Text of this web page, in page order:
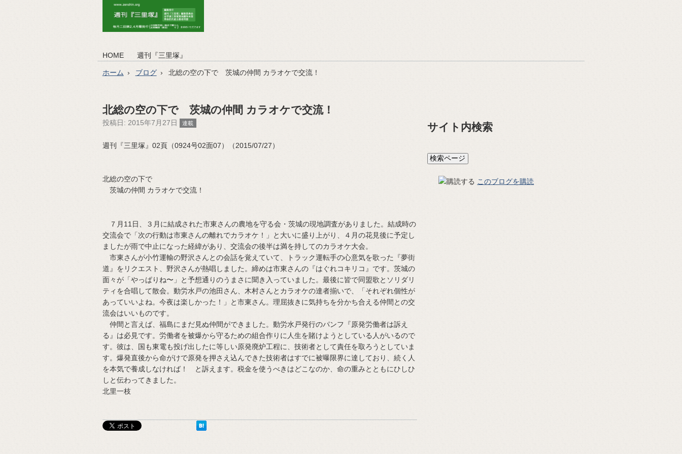
HOME 週刊『三里塚』
ホーム ブログ 北総の空の下で 茨城の仲間 カラオケで交流！
北総の空の下で 茨城の仲間 カラオケで交流！
投稿日: 2015年7月27日 連載
週刊『三里塚』02頁（0924号02面07）（2015/07/27）
北総の空の下で
茨城の仲間 カラオケで交流！
７月11日、３月に結成された市東さんの農地を守る会・茨城の現地調査がありました。結成時の
交流会で「次の行動は市東さんの離れでカラオケ！」と大いに盛り上がり、４月の花見後に予定し
ましたが雨で中止になった経緯があり、交流会の後半は満を持してのカラオケ大会。
市東さんが小竹運輸の野沢さんとの会話を覚えていて、トラック運転手の心意気を歌った『夢街
道』をリクエスト、野沢さんが熱唱しました。締めは市東さんの『はぐれコキリコ』です。茨城の
面々が「やっぱりね〜」と予想通りのうまさに聞き入っていました。最後に皆で同盟歌とソリダリ
ティを合唱して散会。動労水戸の池田さん、木村さんとカラオケの達者揃いで、「それぞれ個性が
あっていいよね。今夜は楽しかった！」と市東さん。理屈抜きに気持ちを分かち合える仲間との交
流会はいいものです。
仲間と言えば、福島にまだ見ぬ仲間ができました。動労水戸発行のパンフ『原発労働者は訴え
る』は必見です。労働者を被爆から守るための組合作りに人生を賭けようとしている人がいるので
す。彼は、国も東電も投げ出したに等しい原発廃炉工程に、技術者として責任を取ろうとしていま
す。爆発直後から命がけで原発を押さえ込んできた技術者はすでに被曝限界に達しており、続く人
を本気で養成しなければ！ と訴えます。税金を使うべきはどこなのか、命の重みとともにひしひ
しと伝わってきました。
北里一枝
サイト内検索
このブログを購読